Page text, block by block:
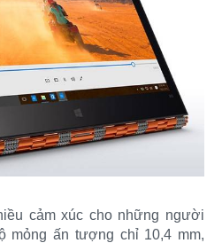
cảm xúc cho những người
mỏng ấn tượng chỉ 10,4 mm,